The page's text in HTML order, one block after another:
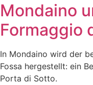
Mondaino
Formaggio
In Mondaino wird der
Fossa hergestellt: ein
Porta di Sotto.